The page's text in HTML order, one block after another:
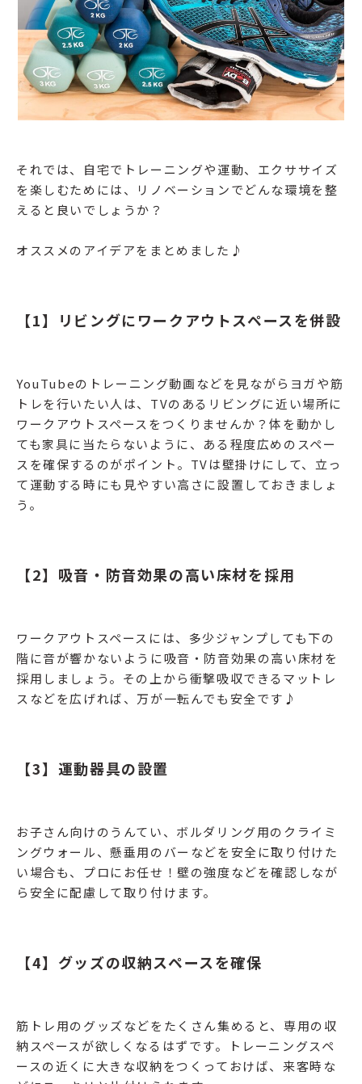
それでは、自宅でトレーニングや運動、エクササイズ
を楽しむためには、リノベーションでどんな環境を整
えると良いでしょうか？
オススメのアイデアをまとめました♪
【1】リビングにワークアウトスペースを併設
YouTubeのトレーニング動画などを見ながらヨガや筋
トレを行いたい人は、TVのあるリビングに近い場所に
ワークアウトスペースをつくりませんか？体を動かし
ても家具に当たらないように、ある程度広めのスペー
スを確保するのがポイント。TVは壁掛けにして、立っ
て運動する時にも見やすい高さに設置しておきましょ
う。
【2】吸音・防音効果の高い床材を採用
ワークアウトスペースには、多少ジャンプしても下の
階に音が響かないように吸音・防音効果の高い床材を
採用しましょう。その上から衝撃吸収できるマットレ
スなどを広げれば、万が一転んでも安全です♪
【3】運動器具の設置
お子さん向けのうんてい、ボルダリング用のクライミ
ングウォール、懸垂用のバーなどを安全に取り付けた
い場合も、プロにお任せ！壁の強度などを確認しなが
ら安全に配慮して取り付けます。
【4】グッズの収納スペースを確保
筋トレ用のグッズなどをたくさん集めると、専用の収
納スペースが欲しくなるはずです。トレーニングスペ
ースの近くに大きな収納をつくっておけば、来客時な